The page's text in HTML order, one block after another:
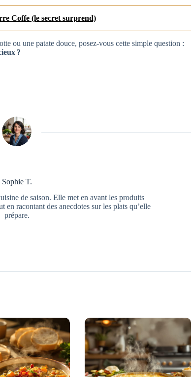
Coffe (le secret surprend)
ou une patate douce, posez-vous cette simple question :
?
Sophie T.
de saison. Elle met en avant les produits
en racontant des anecdotes sur les plats qu’elle
prépare.